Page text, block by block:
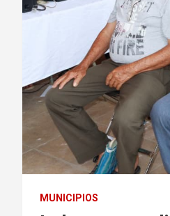
MUNICIPIOS